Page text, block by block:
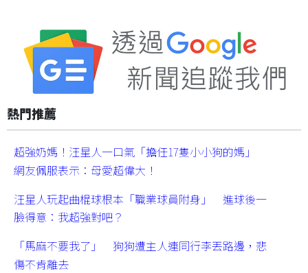
熱門推薦
超強奶媽！汪星人一口氣「擔任17隻小小狗的媽」
網友佩服表示：母愛超偉大！
汪星人玩起曲棍球根本「職業球員附身」 進球後一
臉得意：我超強對吧？
「馬麻不要我了」 狗狗遭主人連同行李丟路邊，悲
傷不肯離去